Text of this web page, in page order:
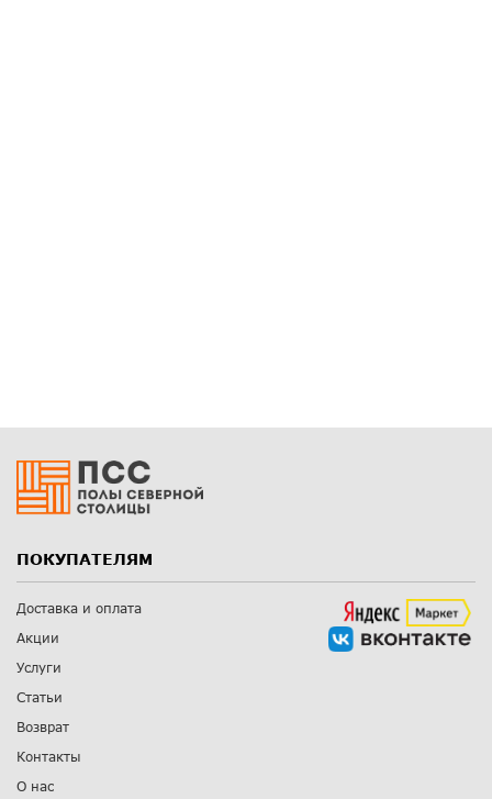
ПОКУПАТЕЛЯМ
Доставка и оплата
Акции
Услуги
Статьи
Возврат
Контакты
О нас